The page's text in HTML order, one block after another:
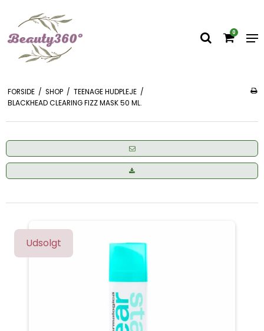
0
FORSIDE / SHOP / TEENAGE HUDPLEJE /
BLACKHEAD CLEARING FIZZ MASK 50 ML.
Udsolgt